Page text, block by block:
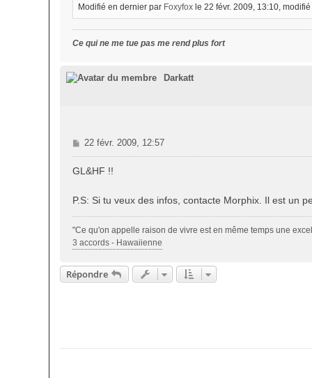
Modifié en dernier par Foxyfox le 22 févr. 2009, 13:10,
Ce qui ne me tue pas me rend plus fort
Darkatt
M
e
s
g
e
22 févr. 2009, 12:57
GL&HF !!
P.S: Si tu veux des infos, contacte Morphix. Il est un
"Ce qu'on appelle raison de vivre est en même temps une
3 accords - Hawaiienne
Répondre